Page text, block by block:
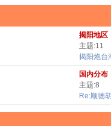
揭阳地区
主题:11
揭阳炮台
国内分布
主题:8
Re:顺德